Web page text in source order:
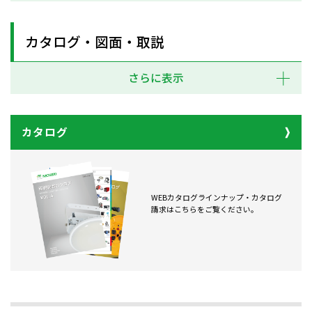
カタログ・図面・取説
さらに表示
カタログ
WEBカタログラインナップ・カタログ
請求はこちらをご覧ください。